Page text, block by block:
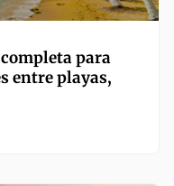
para
entre playas,